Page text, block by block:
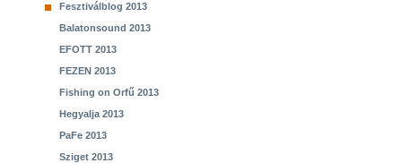
Fesztiválblog 2013
Balatonsound 2013
EFOTT 2013
FEZEN 2013
Fishing on Orfű 2013
Hegyalja 2013
PaFe 2013
Sziget 2013